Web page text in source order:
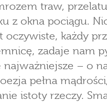
traw,
z okna pociągu.
oczywiste, każdy
zadaje nam
– o
pełna
istoty rzeczy.